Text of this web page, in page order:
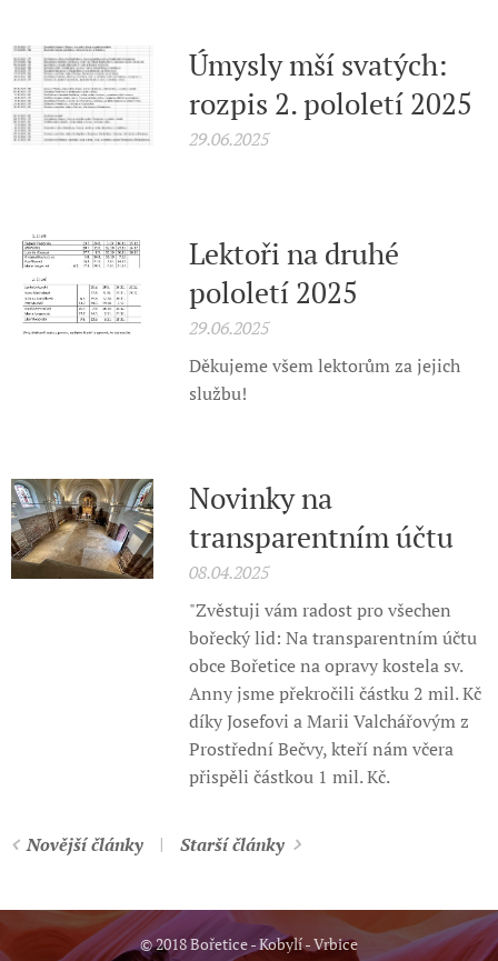
Úmysly mší svatých:
rozpis 2. pololetí 2025
29.06.2025
Lektoři na druhé
pololetí 2025
29.06.2025
Děkujeme všem lektorům za jejich
službu!
Novinky na
transparentním účtu
08.04.2025
"Zvěstuji vám radost pro všechen
bořecký lid: Na transparentním účtu
obce Bořetice na opravy kostela sv.
Anny jsme překročili částku 2 mil. Kč
díky Josefovi a Marii Valchářovým z
Prostřední Bečvy, kteří nám včera
přispěli částkou 1 mil. Kč.
Novější články Starší články
© 2018 Bořetice - Kobylí - Vrbice